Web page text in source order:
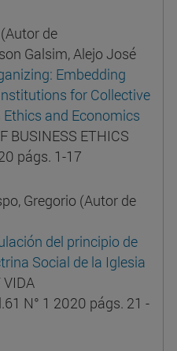
de
Galsim, Alejo José
Embedding
for Collective
and Economics
BUSINESS ETHICS
págs. 1-17
Gregorio (Autor de
del principio de
Social de la Iglesia
VIDA
N° 1 2020 págs. 21 -